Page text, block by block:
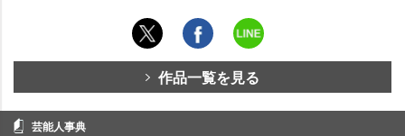
作品一覧を見る
芸能人事典